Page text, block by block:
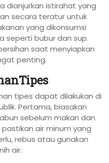
dianjurkan istirahat yang
secara teratur untuk
yang dikonsumsi
seperti bubur dan sup.
saat menyiapkan
penting.
tipes dapat dilakukan di
Pertama, biasakan
sebelum makan dan
air minum yang
rebus atau gunakan
air.